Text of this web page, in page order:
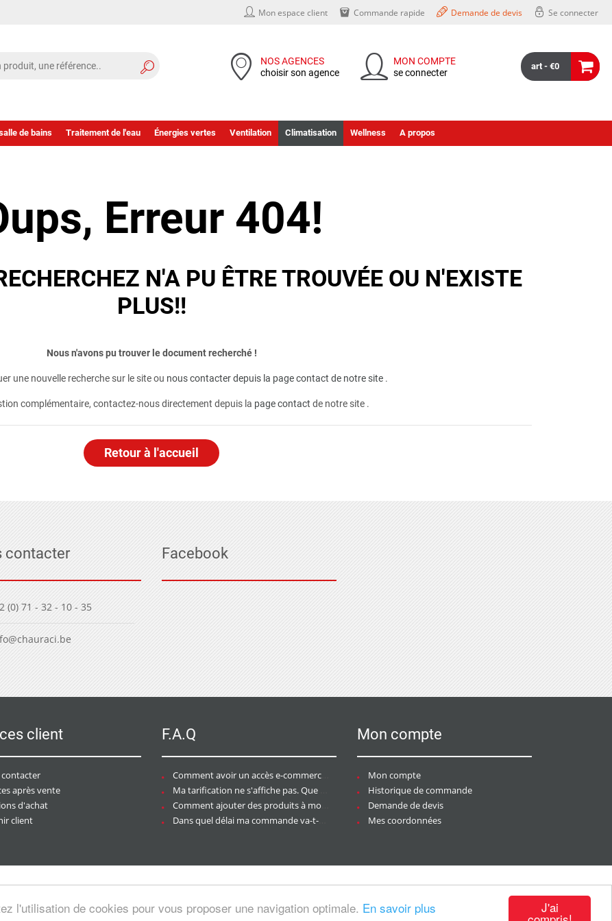
J'ai
l'utilisation de cookies pour vous proposer une navigation optimale. En savoir plus
Mon espace client Commande rapide Demande de devis Se connecter
NOS AGENCES
choisir son agence
MON COMPTE
se connecter
art - €0
de bains Traitement de l'eau Énergies vertes Ventilation Climatisation Wellness A propos
Erreur 404!
N'A PU ÊTRE TROUVÉE OU N'EXISTE
PLUS!!
Nous n'avons pu trouver le document recherché !
une nouvelle recherche sur le site ou nous contacter depuis la page contact de notre site.
complémentaire, contactez-nous directement depuis la page contact de notre site .
Retour à l'accueil
contacter
(0) 71 - 32 - 10 - 35
Facebook
client
après vente
d'achat
client
F.A.Q
Comment avoir un accès e-commerce ?
Ma tarification ne s'affiche pas. Que dois-je faire ?
Comment ajouter des produits à mon panier ?
Dans quel délai ma commande va-t-elle être traitée ?
Mon compte
Mon compte
Historique de commande
Demande de devis
Mes coordonnées